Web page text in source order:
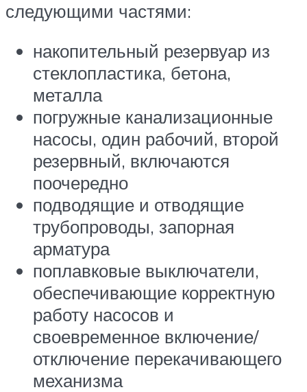
следующими частями:
накопительный резервуар из
стеклопластика, бетона,
металла
погружные канализационные
насосы, один рабочий, второй
резервный, включаются
поочередно
подводящие и отводящие
трубопроводы, запорная
арматура
поплавковые выключатели,
обеспечивающие корректную
работу насосов и
своевременное включение/
отключение перекачивающего
механизма